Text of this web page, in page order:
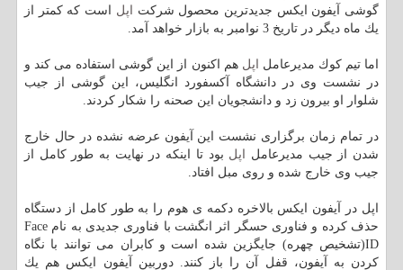
گوشی آیفون ایكس جدیدترین محصول شركت اپل است كه كمتر از
یك ماه دیگر در تاریخ 3 نوامبر به بازار خواهد آمد.
اما تیم كوك مدیرعامل اپل هم اكنون از این گوشی استفاده می كند و
در نشست وی در دانشگاه آكسفورد انگلیس، این گوشی از جیب
شلوار او بیرون زد و دانشجویان این صحنه را شكار كردند.
در تمام زمان برگزاری نشست این آیفون عرضه نشده در حال خارج
شدن از جیب مدیرعامل اپل بود تا اینكه در نهایت به طور كامل از
جیب وی خارج شده و روی مبل افتاد.
اپل در آیفون ایكس بالاخره دكمه ی هوم را به طور كامل از دستگاه
حذف كرده و فناوری حسگر اثر انگشت با فناوری جدیدی به نام Face
ID(تشخیص چهره) جایگزین شده است و كابران می توانند با نگاه
كردن به آیفون، قفل آن را باز كنند. دوربین آیفون ایكس هم یك